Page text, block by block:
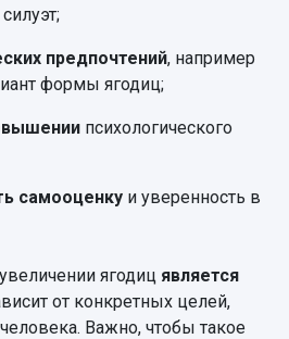
предпочтений, например
формы ягодиц;
психологического
самооценку и уверенность в
ягодиц является
от конкретных целей,
Важно, чтобы такое